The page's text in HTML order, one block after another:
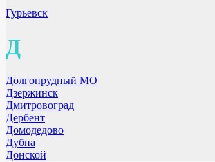
Гурьевск
Д
Долгопрудный МО
Дзержинск
Дмитровоград
Дербент
Домодедово
Дубна
Донской